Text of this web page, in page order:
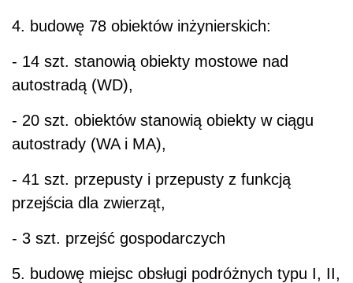
4. budowę 78 obiektów inżynierskich:
- 14 szt. stanowią obiekty mostowe nad
autostradą (WD),
- 20 szt. obiektów stanowią obiekty w ciągu
autostrady (WA i MA),
- 41 szt. przepusty i przepusty z funkcją
przejścia dla zwierząt,
- 3 szt. przejść gospodarczych
5. budowę miejsc obsługi podróżnych typu I, II,